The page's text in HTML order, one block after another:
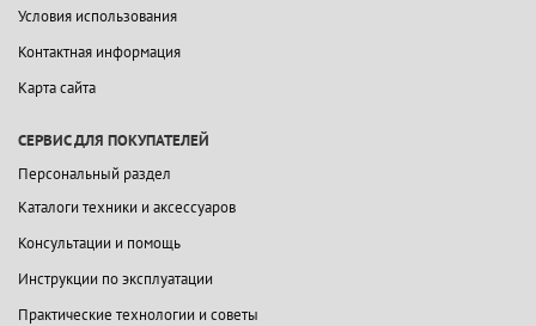
Условия использования
Контактная информация
Карта сайта
СЕРВИС ДЛЯ ПОКУПАТЕЛЕЙ
Персональный раздел
Каталоги техники и аксессуаров
Консультации и помощь
Инструкции по эксплуатации
Практические технологии и советы